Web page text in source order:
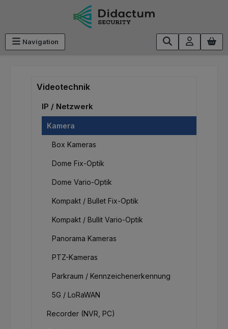
Zum Hauptinhalt springen
Navigation
Videotechnik
IP / Netzwerk
Kamera
Box Kameras
Dome Fix-Optik
Dome Vario-Optik
Kompakt / Bullet Fix-Optik
Kompakt / Bullit Vario-Optik
Panorama Kameras
PTZ-Kameras
Parkraum / Kennzeichenerkennung
5G / LoRaWAN
Recorder (NVR, PC)